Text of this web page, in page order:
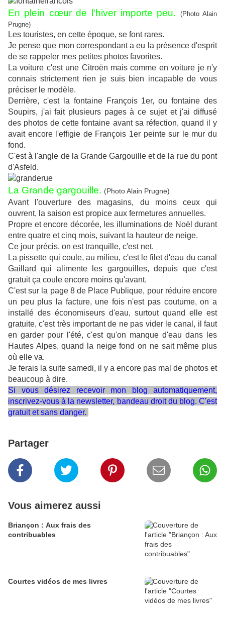
En plein cœurde l'hiver importe peu.
(Photo Alain
Prugne)
Les touristes, en cette époque, se font rares.
Je pense que mon correspondant a eu la présence d'esprit
de se rappeler mes petites photos favorites.
La voiture c'est une Citroën mais comme en voiture je n'y
connais strictement rien je suis bien incapable de vous
préciser le modèle.
Derrière, c'est la fontaine François 1er, ou fontaine des
Soupirs, j'ai fait plusieurs pages à ce sujet et j'ai diffusé
des photos de cette fontaine avant sa réfection, quand il y
avait encore l'effigie de François 1er peinte sur le mur du
fond.
C'est à l'angle de la Grande Gargouille et de la rue du pont
d'Asfeld.
La Grande gargouille. (Photo Alain Prugne)
Avant l'ouverture des magasins, du moins ceux qui
ouvrent, la saison est propice aux fermetures annuelles.
Propre et encore décorée, les illuminations de Noël durant
entre quatre et cinq mois, suivant la hauteur de neige.
Ce jour précis, on est tranquille, c'est net.
La pissette qui coule, au milieu, c'est le filet d'eau du canal
Gaillard qui alimente les gargouilles, depuis que c'est
gratuit ça coule encore moins qu'avant.
C'est sur la page 8 de Place Publique, pour réduire encore
un peu plus la facture, une fois n'est pas coutume, on a
installé des économiseurs d'eau, surtout quand elle est
gratuite, c'est très important de ne pas vider le canal, il faut
en garder pour l'été, c'est qu'on manque d'eau dans les
Hautes Alpes, quand la neige fond on ne sait même plus
où elle va.
Je ferais la suite samedi, il y a encore pas mal de photos et
beaucoup à dire.
Si vous désirez recevoir mon blog automatiquement,
inscrivez-vous à la newsletter, bandeau droit du blog. C'est
gratuit et sans danger.
Partager
Vous aimerez aussi
Briançon : Aux frais des
contribuables
Courtes vidéos de mes livres